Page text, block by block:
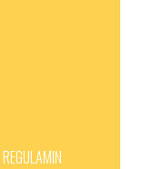
REGULAMIN